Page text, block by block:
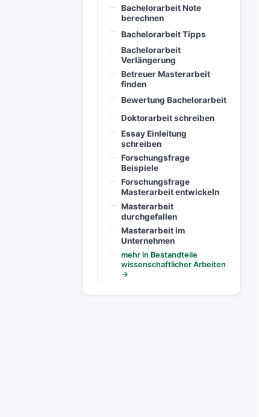
Bachelorarbeit Note
berechnen
Bachelorarbeit Tipps
Bachelorarbeit
Verlängerung
Betreuer Masterarbeit
finden
Bewertung Bachelorarbeit
Doktorarbeit schreiben
Essay Einleitung
schreiben
Forschungsfrage
Beispiele
Forschungsfrage
Masterarbeit entwickeln
Masterarbeit
durchgefallen
Masterarbeit im
Unternehmen
mehr in Bestandteile
wissenschaftlicher Arbeiten
→